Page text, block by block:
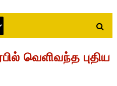
வெளிவந்த புதிய